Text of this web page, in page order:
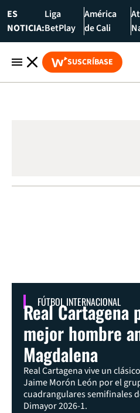
ES
NOTICIA:
Liga
BetPlay
América
de Cali
SUSCRÍBASE
FÚTBOL INTERNACIONAL
Real Cartagena
mejor hombre
Magdalena
Real Cartagena vive un
Jaime Morón León por el
cuadrangulares semifinales
Dimayor 2026-1.